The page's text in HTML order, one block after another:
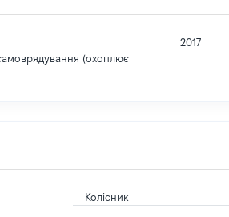
(охоплює
2017
Колісник